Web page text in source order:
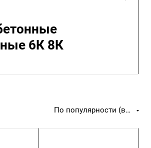
6К 8К
По популярности (возрастание)